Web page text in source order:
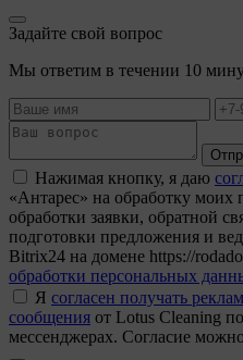
Задайте свой вопрос
Мы ответим в течении 10
Нажимая кнопку, я даю
«Антарес» на обработку
обработки заявки, обратной
подготовки предложения и
Bitrix24 на домене https://
обработки персональных
Я согласен получать
сообщения от Lotus Cleaning
мессенджерах. Согласие